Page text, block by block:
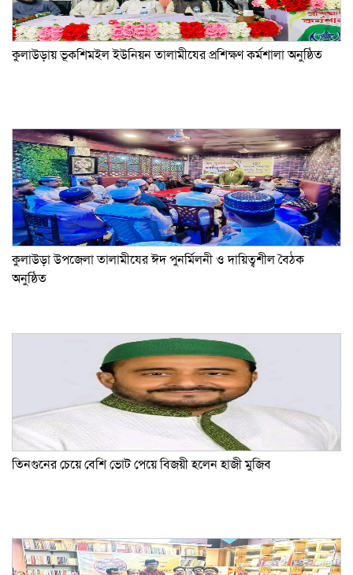
কুলাউড়ায় ভূকশিমইল ইউনিয়ন তালামীযের প্রশিক্ষণ কর্মশালা অনুষ্ঠিত
কুলাউড়া উপজেলা তালামীযের ঈদ পুনর্মিলনী ও দায়িত্বশীল বৈঠক
অনুষ্ঠিত
তিনগুনের চেয়ে বেশি ভোট পেয়ে বিজয়ী হলেন হাজী মুজিব